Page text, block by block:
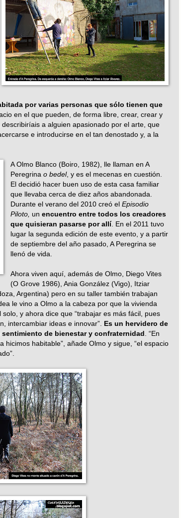
por varias personas que sólo tienen que
en el que pueden, de forma libre, crear, crear y
a alguien apasionado por el arte, que
e introducirse en el tan denostado y, a la
A Olmo Blanco (Boiro, 1982), lle llaman en A
Peregrina o bedel, y es el mecenas en cuestión.
El decidió hacer buen uso de esta casa familiar
que llevaba cerca de diez años abandonada.
Durante el verano del 2010 creó el Episodio
Piloto, un encuentro entre todos los creadores
que quisieran pasarse por allí. En el 2011 tuvo
lugar la segunda edición de este evento, y a partir
de septiembre del año pasado, A Peregrina se
llenó de vida.
Ahora viven aquí, además de Olmo, Diego Vites
(O Grove 1986), Ania González (Vigo), Itziar
Argentina) pero en su taller también trabajan
le vino a Olmo a la cabeza por que la vivienda
y ahora dice que “trabajar es más fácil, pues
intercambiar ideas e innovar”.
Es un hervidero de
de bienestar y confraternidad
. “En
habitable”, añade Olmo y sigue, “el espacio